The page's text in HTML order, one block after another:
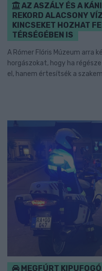
AZ ASZÁLY ÉS A
REKORD ALACSONY
KINCSEKET HOZHAT
TÉRSÉGÉBEN IS
A Rómer Flóris Múzeum arra
horgászokat, hogy ha
el, hanem értesítsék a
MEGFÚRT